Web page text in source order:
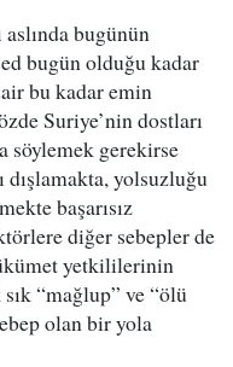
bugünün
bugün olduğu kadar
bu kadar emin
Suriye’nin dostları
söylemek gerekirse
dışlamakta, yolsuzluğu
başarısız
diğer sebepler de
yetkililerinin
“mağlup” ve “ölü
olan bir yola